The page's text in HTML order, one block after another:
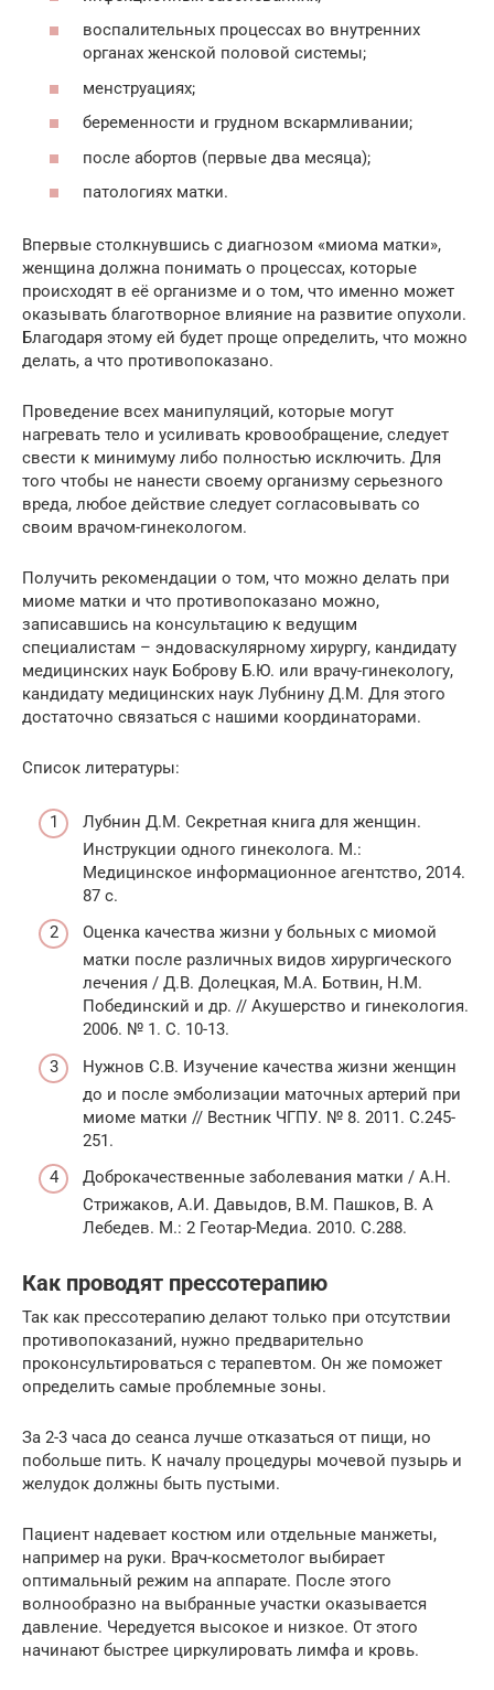
воспалительных процессах во внутренних
органах женской половой системы;
менструациях;
беременности и грудном вскармливании;
после абортов (первые два месяца);
патологиях матки.
Впервые столкнувшись с диагнозом «миома матки»,
женщина должна понимать о процессах, которые
происходят в её организме и о том, что именно может
оказывать благотворное влияние на развитие опухоли.
Благодаря этому ей будет проще определить, что можно
делать, а что противопоказано.
Проведение всех манипуляций, которые могут
нагревать тело и усиливать кровообращение, следует
свести к минимуму либо полностью исключить. Для
того чтобы не нанести своему организму серьезного
вреда, любое действие следует согласовывать со
своим врачом-гинекологом.
Получить рекомендации о том, что можно делать при
миоме матки и что противопоказано можно,
записавшись на консультацию к ведущим
специалистам – эндоваскулярному хирургу, кандидату
медицинских наук Боброву Б.Ю. или врачу-гинекологу,
кандидату медицинских наук Лубнину Д.М. Для этого
достаточно связаться с нашими координаторами.
Список литературы:
Лубнин Д.М. Секретная книга для женщин.
Инструкции одного гинеколога. М.:
Медицинское информационное агентство, 2014.
87 с.
Оценка качества жизни у больных с миомой
матки после различных видов хирургического
лечения / Д.В. Долецкая, М.А. Ботвин, Н.М.
Побединский и др. // Акушерство и гинекология.
2006. № 1. С. 10-13.
Нужнов С.В. Изучение качества жизни женщин
до и после эмболизации маточных артерий при
миоме матки // Вестник ЧГПУ. № 8. 2011. С.245-
251.
Доброкачественные заболевания матки / А.Н.
Стрижаков, А.И. Давыдов, В.М. Пашков, В. А
Лебедев. М.: 2 Геотар-Медиа. 2010. С.288.
Как проводят прессотерапию
Так как прессотерапию делают только при отсутствии
противопоказаний, нужно предварительно
проконсультироваться с терапевтом. Он же поможет
определить самые проблемные зоны.
За 2-3 часа до сеанса лучше отказаться от пищи, но
побольше пить. К началу процедуры мочевой пузырь и
желудок должны быть пустыми.
Пациент надевает костюм или отдельные манжеты,
например на руки. Врач-косметолог выбирает
оптимальный режим на аппарате. После этого
волнообразно на выбранные участки оказывается
давление. Чередуется высокое и низкое. От этого
начинают быстрее циркулировать лимфа и кровь.